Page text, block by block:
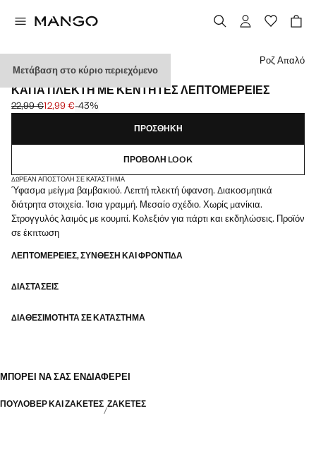
Μετάβαση στο κύριο περιεχόμενο
CELEBRATION
ΚΆΠΑ ΠΛΕΚΤΉ ΜΕ ΚΕΝΤΗΤΈΣ ΛΕΠΤΟΜΈΡΕΙΕΣ
Αρχική τιμή με διαγραφή [22,99 € ]
22,99 €
Ισχύουσα τιμή [12,99 € ]
12,99 €-43%
Διάλεξε χρώμα
Ροζ Απαλό
ΠΡΟΣΘΉΚΗ
ΠΡΟΒΟΛΉ LOOK
ΔΩΡΕΆΝ ΑΠΟΣΤΟΛΉ ΣΕ ΚΑΤΆΣΤΗΜΑ
Ύφασμα μείγμα βαμβακιού. Λεπτή πλεκτή ύφανση. Διακοσμητικά
διάτρητα στοιχεία. Ίσια γραμμή. Μεσαίο σχέδιο. Χωρίς μανίκια.
Στρογγυλός λαιμός με κουμπί. Κολεξιόν για πάρτι και εκδηλώσεις. Προϊόν
σε έκπτωση
ΛΕΠΤΟΜΈΡΕΙΕΣ, ΣΎΝΘΕΣΗ ΚΑΙ ΦΡΟΝΤΊΔΑ
ΔΙΑΣΤΆΣΕΙΣ
ΔΙΑΘΕΣΙΜΌΤΗΤΑ ΣΕ ΚΑΤΆΣΤΗΜΑ
ΜΠΟΡΕΊ ΝΑ ΣΑΣ ΕΝΔΙΑΦΈΡΕΙ
ΠΟΥΛΌΒΕΡ ΚΑΙ ΖΑΚΈΤΕΣ ΖΑΚΈΤΕΣ